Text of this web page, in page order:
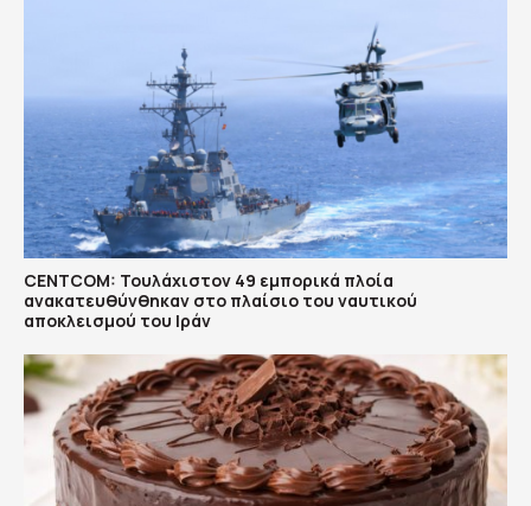
CENTCOM: Τουλάχιστον 49 εμπορικά πλοία
ανακατευθύνθηκαν στο πλαίσιο του ναυτικού
αποκλεισμού του Ιράν